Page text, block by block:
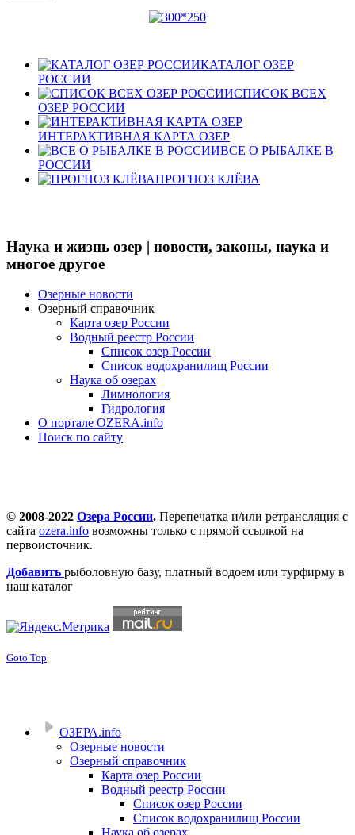
КАТАЛОГ ОЗЕР
РОССИИ
СПИСОК ВСЕХ
ОЗЕР РОССИИ
ИНТЕРАКТИВНАЯ КАРТА ОЗЕР
ВСЕ О РЫБАЛКЕ В
РОССИИ
ПРОГНОЗ КЛЁВА
Наука и жизнь озер | новости, законы, наука и
многое другое
Озерные новости
Озерный справочник
Карта озер России
Водный реестр России
Список озер России
Список водохранилищ России
Наука об озерах
Лимнология
Гидрология
О портале OZERA.info
Поиск по сайту
© 2008-2022 Озера России. Перепечатка и/или ретрансляция с
сайта ozera.info возможны только с прямой ссылкой на
первоисточник.
Добавить рыболовную базу, платный водоем или турфирму в
наш каталог
Goto Top
ОЗЕРА.info
Озерные новости
Озерный справочник
Карта озер России
Водный реестр России
Список озер России
Список водохранилищ России